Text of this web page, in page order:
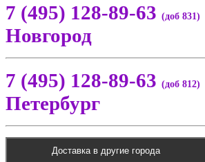
7 (495) 128-89-63 (доб 831)
Новгород
7 (495) 128-89-63 (доб 812)
Петербург
Доставка в другие города